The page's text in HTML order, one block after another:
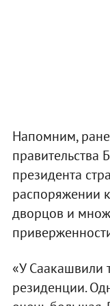
Напомним,
президента
распоряжении
дворцов и
«У Саакашвили
резиденции.